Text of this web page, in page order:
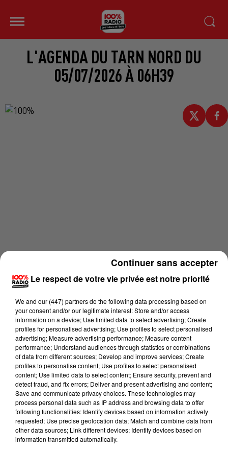
L'AGENDA DU TARN NORD DU
05/07/2026 À 06H39
Lecture (1 min 14 sec)
100%
L'agenda du Tarn nord du 05/07/2026 à 06h39
Le respect de votre vie privée est notre priorité
We and our (447) partnersdo the following data processing based on
your consent and/or our legitimate interest: Store and/or access
information on a device; Use limited data to select advertising; Create
profiles for personalised advertising; Use profiles to select personalised
advertising; Measure advertising performance; Measure content
performance; Understand audiences through statistics or combinations
of data from different sources; Develop and improve services; Create
profiles to personalise content; Use profiles to select personalised
content; Use limited data to select content; Ensure security, prevent and
detect fraud, and fix errors; Deliver and present advertising and content;
Save and communicate privacy choices. These technologies may
process personal data such as IP address and browsing data to offer
following functionalities: Identify devices based on information actively
requested; Use precise geolocation data; Match and combine data from
other data sources; Link different devices; Identify devices based on
information transmitted automatically.
Continuer sans accepter